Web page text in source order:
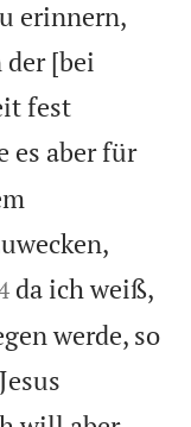
erinnern,
[bei
fest
es aber für
da ich weiß,
werde, so